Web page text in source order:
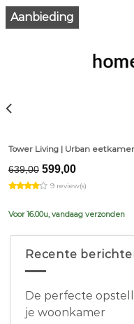
Aanbieding
Tower Living | Urban
639,00 Original
price
was:
599,00Current
is:
9 review(s)
Voor 16.00u, vandaag verzonden
Recente
De perfecte
je woonkamer